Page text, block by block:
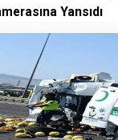
Yansıdı